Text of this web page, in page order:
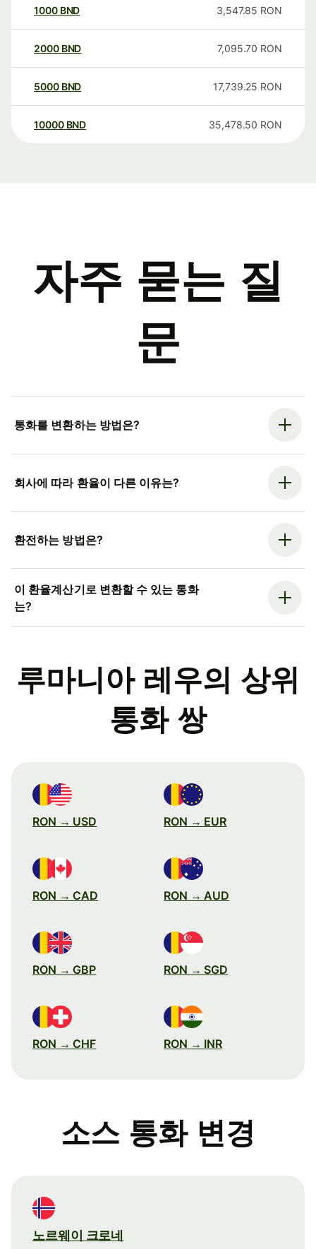
1000 BND 3,547.85 RON
2000 BND 7,095.70 RON
5000 BND 17,739.25 RON
10000 BND 35,478.50 RON
자주 묻는 질
문
통화를 변환하는 방법은?
회사에 따라 환율이 다른 이유는?
환전하는 방법은?
이 환율계산기로 변환할 수 있는 통화
는?
루마니아 레우의 상위
통화 쌍
RON → USD RON → EUR
RON → CAD RON → AUD
RON → GBP RON → SGD
RON → CHF RON → INR
소스 통화 변경
노르웨이 크로네